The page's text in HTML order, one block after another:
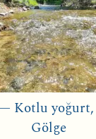
Kotlu
Gölge